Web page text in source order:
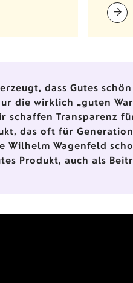
Thüringer
stehen.
dass Gutes
die wirklich „guten
schaffen Transparenz
das oft für
Wilhelm Wagenfeld
Produkt, auch als